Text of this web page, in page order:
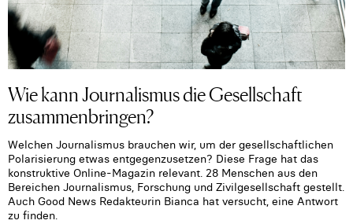
Wie kann Journalismus die Gesellschaft
zusammenbringen?
Welchen Journalismus brauchen wir, um der gesellschaftlichen
Polarisierung etwas entgegenzusetzen? Diese Frage hat das
konstruktive Online-Magazin relevant. 28 Menschen aus den
Bereichen Journalismus, Forschung und Zivilgesellschaft gestellt.
Auch Good News Redakteurin Bianca hat versucht, eine Antwort
zu finden.